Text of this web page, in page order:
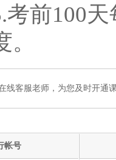
考前100
。
线客服老师，为您及时开通
帐号